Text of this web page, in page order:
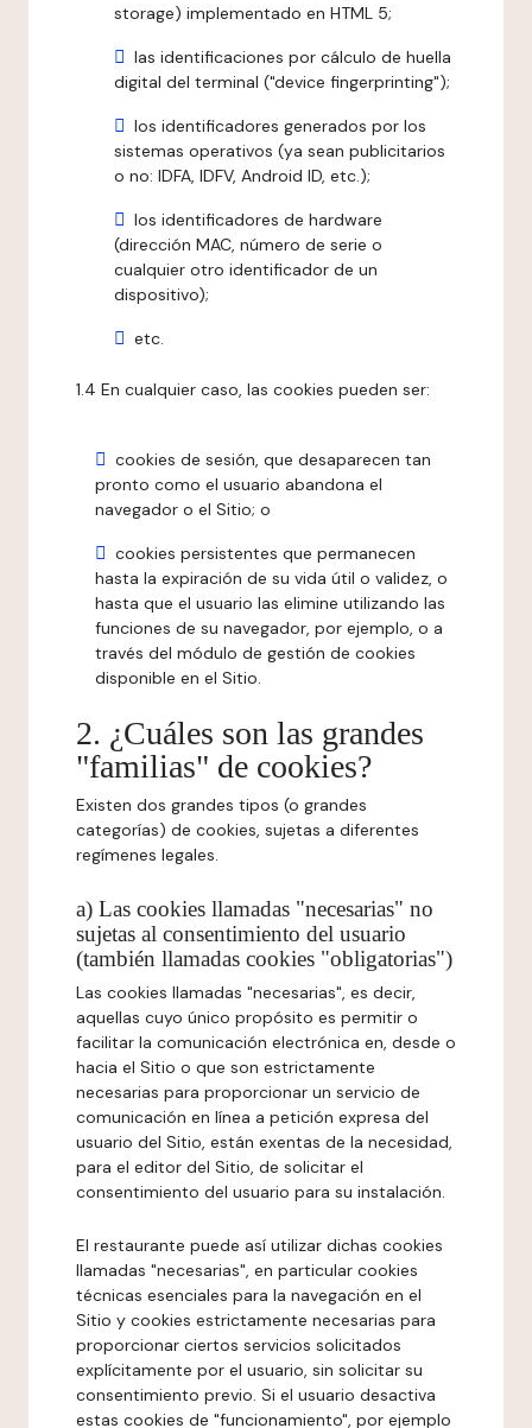
storage) implementado en HTML 5;
las identificaciones por cálculo de huella
digital del terminal ("device fingerprinting");
los identificadores generados por los
sistemas operativos (ya sean publicitarios
o no: IDFA, IDFV, Android ID, etc.);
los identificadores de hardware
(dirección MAC, número de serie o
cualquier otro identificador de un
dispositivo);
etc.
1.4 En cualquier caso, las cookies pueden ser:
cookies de sesión, que desaparecen tan
pronto como el usuario abandona el
navegador o el Sitio; o
cookies persistentes que permanecen
hasta la expiración de su vida útil o validez, o
hasta que el usuario las elimine utilizando las
funciones de su navegador, por ejemplo, o a
través del módulo de gestión de cookies
disponible en el Sitio.
2. ¿Cuáles son las grandes
"familias" de cookies?
Existen dos grandes tipos (o grandes
categorías) de cookies, sujetas a diferentes
regímenes legales.
a) Las cookies llamadas "necesarias" no
sujetas al consentimiento del usuario
(también llamadas cookies "obligatorias")
Las cookies llamadas "necesarias", es decir,
aquellas cuyo único propósito es permitir o
facilitar la comunicación electrónica en, desde o
hacia el Sitio o que son estrictamente
necesarias para proporcionar un servicio de
comunicación en línea a petición expresa del
usuario del Sitio, están exentas de la necesidad,
para el editor del Sitio, de solicitar el
consentimiento del usuario para su instalación.
El restaurante puede así utilizar dichas cookies
llamadas "necesarias", en particular cookies
técnicas esenciales para la navegación en el
Sitio y cookies estrictamente necesarias para
proporcionar ciertos servicios solicitados
explícitamente por el usuario, sin solicitar su
consentimiento previo. Si el usuario desactiva
estas cookies de "funcionamiento", por ejemplo